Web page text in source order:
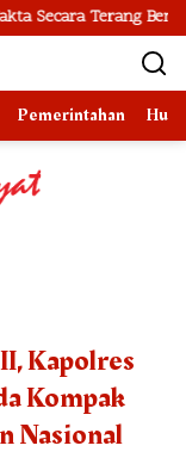
Benderang
Pemerintahan
Kapolres
Kompak
Nasional